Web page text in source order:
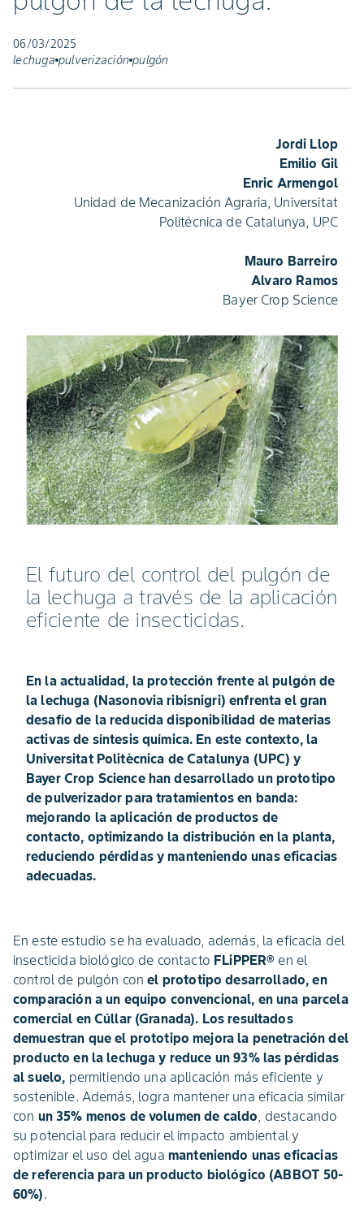
06/03/2025
lechuga pulverización pulgón
Jordi Llop
Emilio Gil
Enric Armengol
Unidad de Mecanización Agraria, Universitat
Politécnica de Catalunya, UPC
Mauro Barreiro
Alvaro Ramos
Bayer Crop Science
El futuro del control del pulgón de
la lechuga a través de la aplicación
eficiente de insecticidas.
En la actualidad, la protección frente al pulgón de
la lechuga (Nasonovia ribisnigri) enfrenta el gran
desafío de la reducida disponibilidad de materias
activas de síntesis química. En este contexto, la
Universitat Politècnica de Catalunya (UPC) y
Bayer Crop Science han desarrollado un prototipo
de pulverizador para tratamientos en banda:
mejorando la aplicación de productos de
contacto, optimizando la distribución en la planta,
reduciendo pérdidas y manteniendo unas eficacias
adecuadas.
En este estudio se ha evaluado, además, la eficacia del
insecticida biológico de contacto FLiPPER® en el
control de pulgón con el prototipo desarrollado, en
comparación a un equipo convencional, en una parcela
comercial en Cúllar (Granada). Los resultados
demuestran que el prototipo mejora la penetración del
producto en la lechuga y reduce un 93% las pérdidas
al suelo, permitiendo una aplicación más eficiente y
sostenible. Además, logra mantener una eficacia similar
con un 35% menos de volumen de caldo , destacando
su potencial para reducir el impacto ambiental y
optimizar el uso del agua manteniendo unas eficacias
de referencia para un producto biológico (ABBOT 50-
60%).